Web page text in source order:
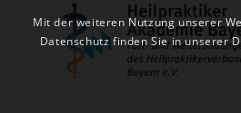
Mit der weiteren Nutzung unserer
Datenschutz finden Sie in unserer